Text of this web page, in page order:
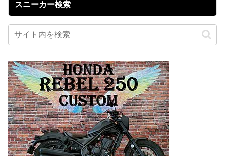
スニーカー検索